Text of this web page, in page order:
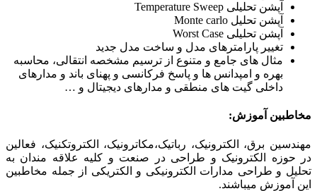
آپشن تحلیلی Temperature Sweep
آپشن تحلیل Monte carlo
آپشن تحلیلی Worst Case
تغییر پارامترهای مدل و ساخت مدل جدید
مثال های جامع و متنوع از ترسیم مشخصه انتقالی، محاسبه
بهره و امپدانس ها و پاسخ فرکانسی و پهنای باند و مدارهای
داخلی گیت های منطقی و مدارهای دیجیتال و …
مخاطبین آموزش:
مهندسین برق، الکترونیک، رباتیک،مکاترونیک، الکتروتکنیک، فعالین
در حوزه الکترونیک و طراحی در صنعت و کلیه علاقه مندان به
تحلیل و طراحی مدارات الکترونیکی و الکتریکی از جمله مخاطبین
این آموزش میباشند.